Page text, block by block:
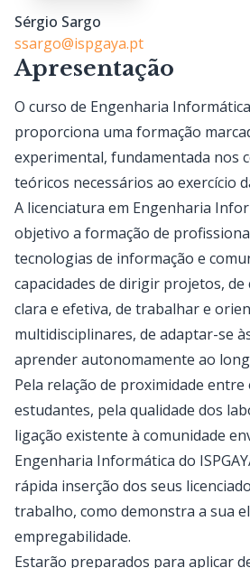
Sérgio Sargo
ssargo@ispgaya.pt
Apresentação
O curso de Engenharia Informática
proporciona uma formação
experimental, fundamentada nos
teóricos necessários ao exercício
A licenciatura em Engenharia
objetivo a formação de
tecnologias de informação e
capacidades de dirigir projetos,
clara e efetiva, de trabalhar e
multidisciplinares, de adaptar-se
aprender autonomamente ao
Pela relação de proximidade
estudantes, pela qualidade dos
ligação existente à comunidade
Engenharia Informática do
rápida inserção dos seus
trabalho, como demonstra a sua
empregabilidade.
Estarão preparados para aplicar